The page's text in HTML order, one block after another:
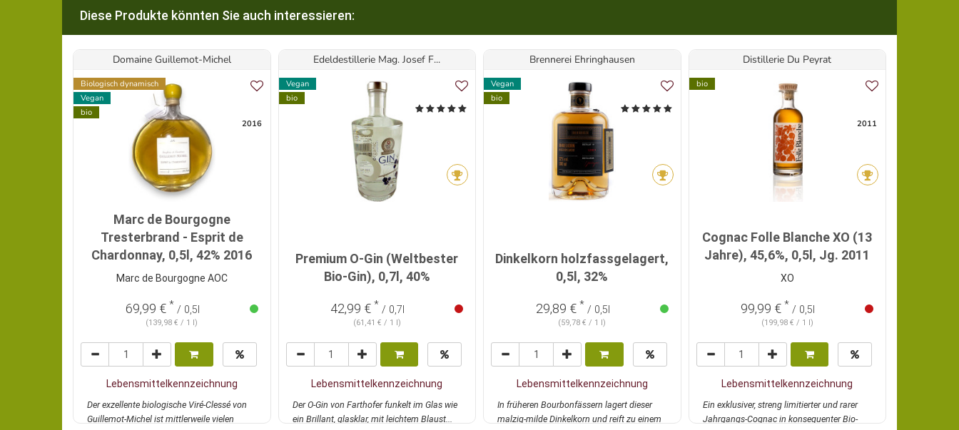
Diese Produkte könnten Sie auch interessieren:
Domaine Guillemot-Michel
Biologisch dynamisch
Vegan
bio
2016
Marc de Bourgogne
Tresterbrand - Esprit de
Chardonnay, 0,5l, 42% 2016
Marc de Bourgogne AOC
69,99 € * / 0,5l
(139,98 € / 1 l)
Lebensmittelkennzeichnung
Der exzellente biologische Viré-Clessé von
Guillemot-Michel ist mittlerweile vielen
Edeldestillerie Mag. Josef F...
Vegan
bio
Premium O-Gin (Weltbester
Bio-Gin), 0,7l, 40%
42,99 € * / 0,7l
(61,41 € / 1 l)
Lebensmittelkennzeichnung
Der O-Gin von Farthofer funkelt im Glas wie
ein Brillant, glasklar, mit leichtem Blaust...
Brennerei Ehringhausen
Vegan
bio
Dinkelkorn holzfassgelagert,
0,5l, 32%
29,89 € * / 0,5l
(59,78 € / 1 l)
Lebensmittelkennzeichnung
In früheren Bourbonfässern lagert dieser
malzig-milde Dinkelkorn und reift zu einem
Distillerie Du Peyrat
bio
2011
Cognac Folle Blanche XO (13
Jahre), 45,6%, 0,5l, Jg. 2011
XO
99,99 € * / 0,5l
(199,98 € / 1 l)
Lebensmittelkennzeichnung
Ein exklusiver, streng limitierter und rarer
Jahrgangs-Cognac in konsequenter Bio-